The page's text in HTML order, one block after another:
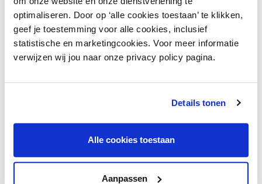
optimaliseren. Door op ‘alle cookies toestaan’ te klikken,
geef je toestemming voor alle cookies, inclusief
statistische en marketingcookies. Voor meer informatie
verwijzen wij jou naar onze privacy policy pagina.
Details tonen
Alle cookies toestaan
Aanpassen
Laad meer